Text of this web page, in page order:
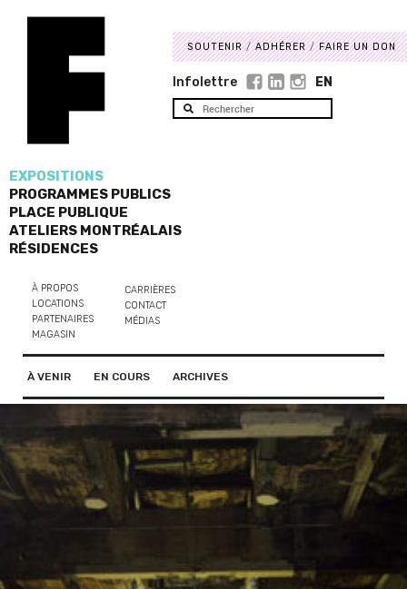
EXPOSITIONS
PROGRAMMES PUBLICS
PLACE PUBLIQUE
ATELIERS MONTRÉALAIS
RÉSIDENCES
À PROPOS
LOCATIONS
PARTENAIRES
MAGASIN
CARRIÈRES
CONTACT
MÉDIAS
SOUTENIR ADHÉRER FAIRE UN DON
Infolettre EN
À VENIR EN COURS ARCHIVES